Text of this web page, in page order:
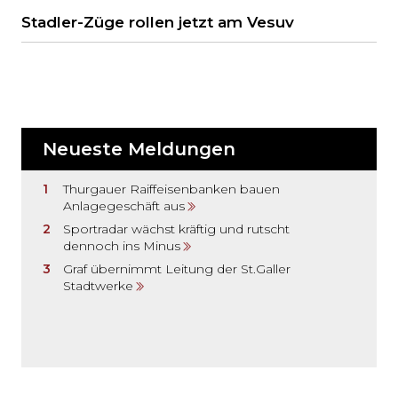
Stadler-Züge rollen jetzt am Vesuv
Neueste Meldungen
Thurgauer Raiffeisenbanken bauen
Anlagegeschäft aus
Sportradar wächst kräftig und rutscht
dennoch ins Minus
Graf übernimmt Leitung der St.Galler
Stadtwerke